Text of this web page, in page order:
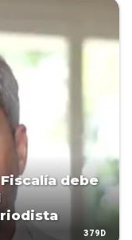
debe
379D